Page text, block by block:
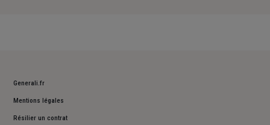
Generali.fr
Mentions légales
Résilier un contrat